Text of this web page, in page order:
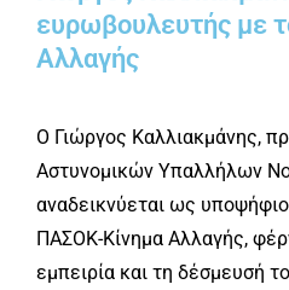
ευρωβουλευτής με
Αλλαγής
Ο Γιώργος Καλλιακμάνης,
Αστυνομικών Υπαλλήλων
αναδεικνύεται ως
ΠΑΣΟΚ-Κίνημα Αλλαγής,
εμπειρία και τη δέσμευσή